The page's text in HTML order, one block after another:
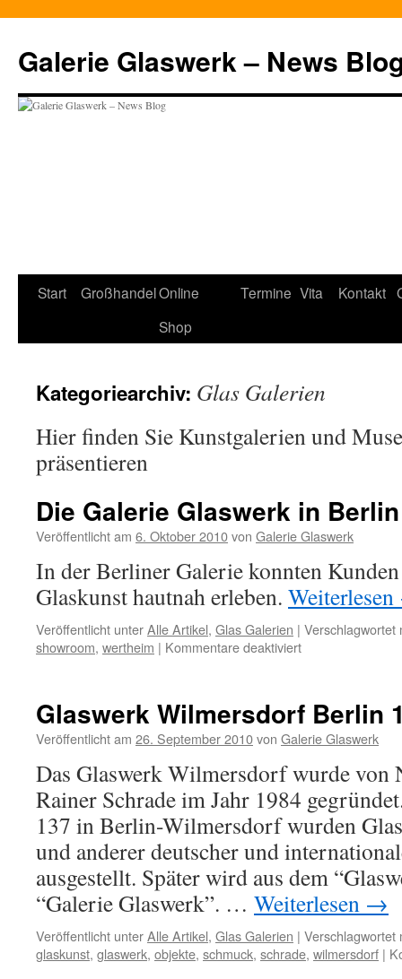
springen
Galerie Glaswerk – News
Start GroßhandelOnline
Shop
Termine Vita Kontakt
Kategoriearchiv: Glas Galerien
Hier finden Sie Kunstgalerien und
präsentieren
Die Galerie Glaswerk in
Veröffentlicht am 6. Oktober 2010von Galerie Glaswerk
In der Berliner Galerie konnten
Glaskunst hautnah erleben. Weiterlesen
Veröffentlicht unterAlle Artikel, Glas Galerien | Verschlagwortet
showroom, wertheim | Kommentare deaktiviertfür
in
Berlin
Glaswerk Wilmersdorf Berlin
Veröffentlicht am 26. September 2010von Galerie Glaswerk
Das Glaswerk Wilmersdorf wurde von
Rainer Schrade im Jahr 1984
137 in Berlin-Wilmersdorf wurden
und anderer deutscher und
ausgestellt. Später wird aus dem
“Galerie Glaswerk”. … Weiterlesen →
Veröffentlicht unterAlle Artikel, Glas Galerien | Verschlagwortet
glaskunst, glaswerk, objekte, schmuck, schrade, wilmersdorf |